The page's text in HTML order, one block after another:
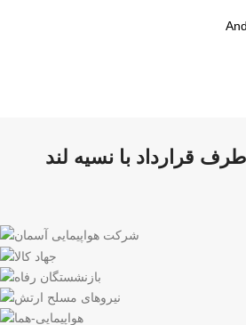
قرارداد با نسیه لند